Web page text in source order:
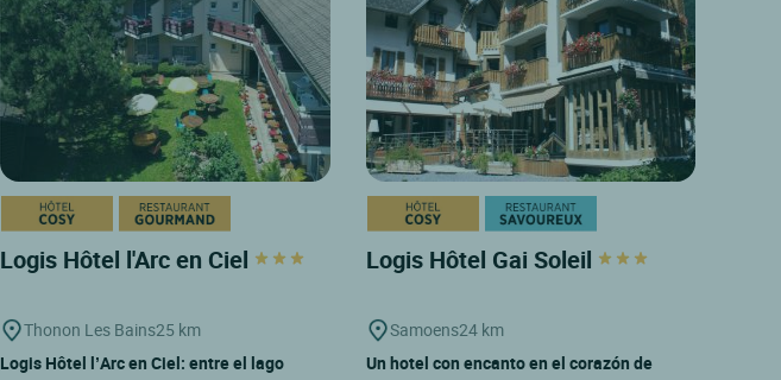
Logis Hôtel l'Arc en Ciel
Thonon Les Bains25 km
Logis Hôtel l’Arc en Ciel: entre el lago
Logis Hôtel Gai Soleil
Samoens24 km
Un hotel con encanto en el corazón de